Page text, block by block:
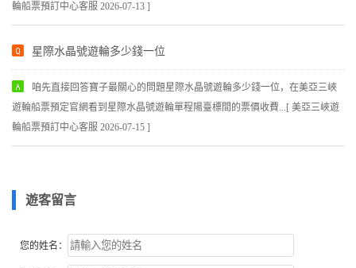
輪船票預訂中心客服 2026-07-13 ]
星際水晶號遊輪多少錢一位
咱先直接回答寶子最關心的問題星際水晶號遊輪多少錢一位，在美亞三峽
遊輪船票預定官網看到星際水晶號遊輪單程陽臺標間的票價收費...[ 美亞三峽遊
輪船票預訂中心客服 2026-07-15 ]
遊客留言
您的姓名：